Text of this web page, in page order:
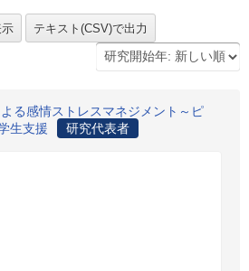
る感情ストレスマネジメント～ピ
生支援
研究代表者